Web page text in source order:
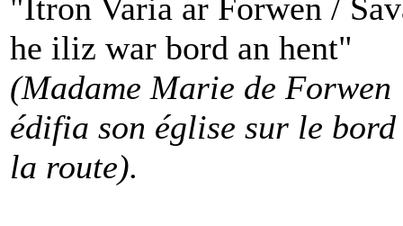
"Itron Varia ar Forwen /
he iliz war bord an hent"
(Madame Marie de Forwen
édifia son église sur le bord
la route).